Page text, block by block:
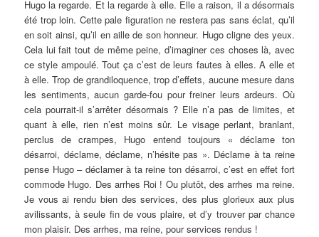
Hugo la regarde. Et la regarde à elle. Elle a raison, il a désormais
été trop loin. Cette pale figuration ne restera pas sans éclat, qu’il
en soit ainsi, qu’il en aille de son honneur. Hugo cligne des yeux.
Cela lui fait tout de même peine, d’imaginer ces choses là, avec
ce style ampoulé. Tout ça c’est de leurs fautes à elles. A elle et
à elle. Trop de grandiloquence, trop d’effets, aucune mesure dans
les sentiments, aucun garde-fou pour freiner leurs ardeurs. Où
cela pourrait-il s’arrêter désormais ? Elle n’a pas de limites, et
quant à elle, rien n’est moins sûr. Le visage perlant, branlant,
perclus de crampes, Hugo entend toujours « déclame ton
désarroi, déclame, déclame, n’hésite pas ». Déclame à ta reine
pense Hugo – déclamer à ta reine ton désarroi, c’est en effet fort
commode Hugo. Des arrhes Roi ! Ou plutôt, des arrhes ma reine.
Je vous ai rendu bien des services, des plus glorieux aux plus
avilissants, à seule fin de vous plaire, et d’y trouver par chance
mon plaisir. Des arrhes, ma reine, pour services rendus !